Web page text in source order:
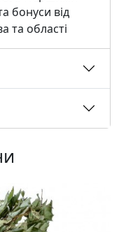
бонуси від
та області